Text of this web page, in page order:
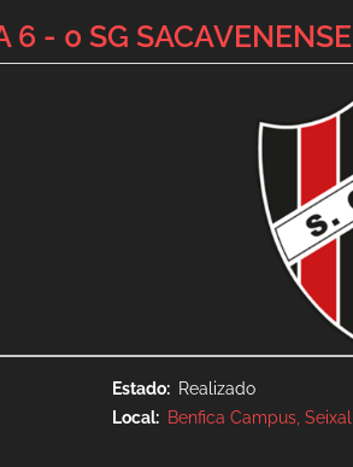
6 - 0 SG SACAVENENSE
Estado
Realizado
Local
Benfica Campus, Seixal